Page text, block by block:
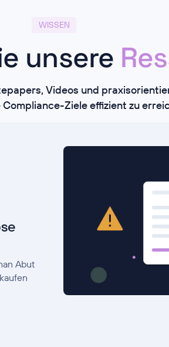
WISSEN
unsere
Videos und
Ziele effizient zu
Abut